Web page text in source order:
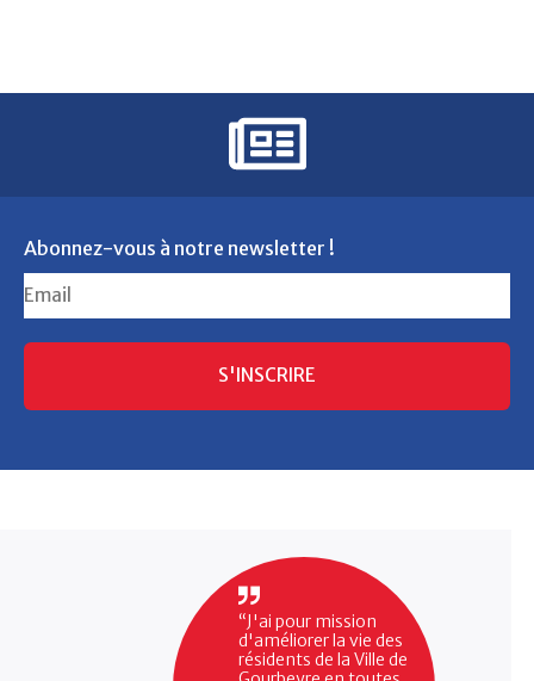
Abonnez-vous à notre newsletter !
S'INSCRIRE
“J'ai pour mission
d'améliorer la vie des
résidents de la Ville de